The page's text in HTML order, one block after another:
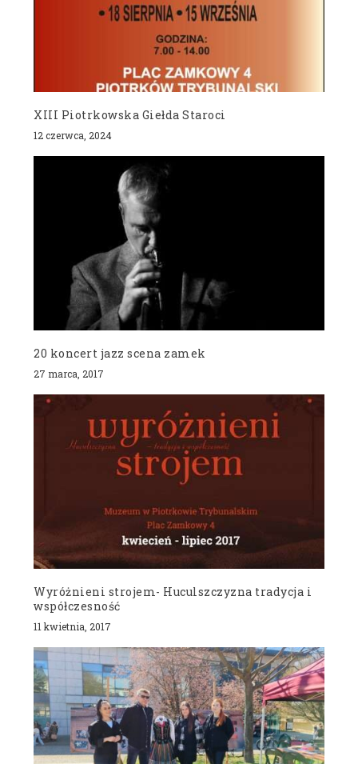
XIII Piotrkowska Giełda Staroci
12 czerwca, 2024
20 koncert jazz scena zamek
27 marca, 2017
Wyróżnieni strojem- Huculszczyzna tradycja i
współczesność
11 kwietnia, 2017